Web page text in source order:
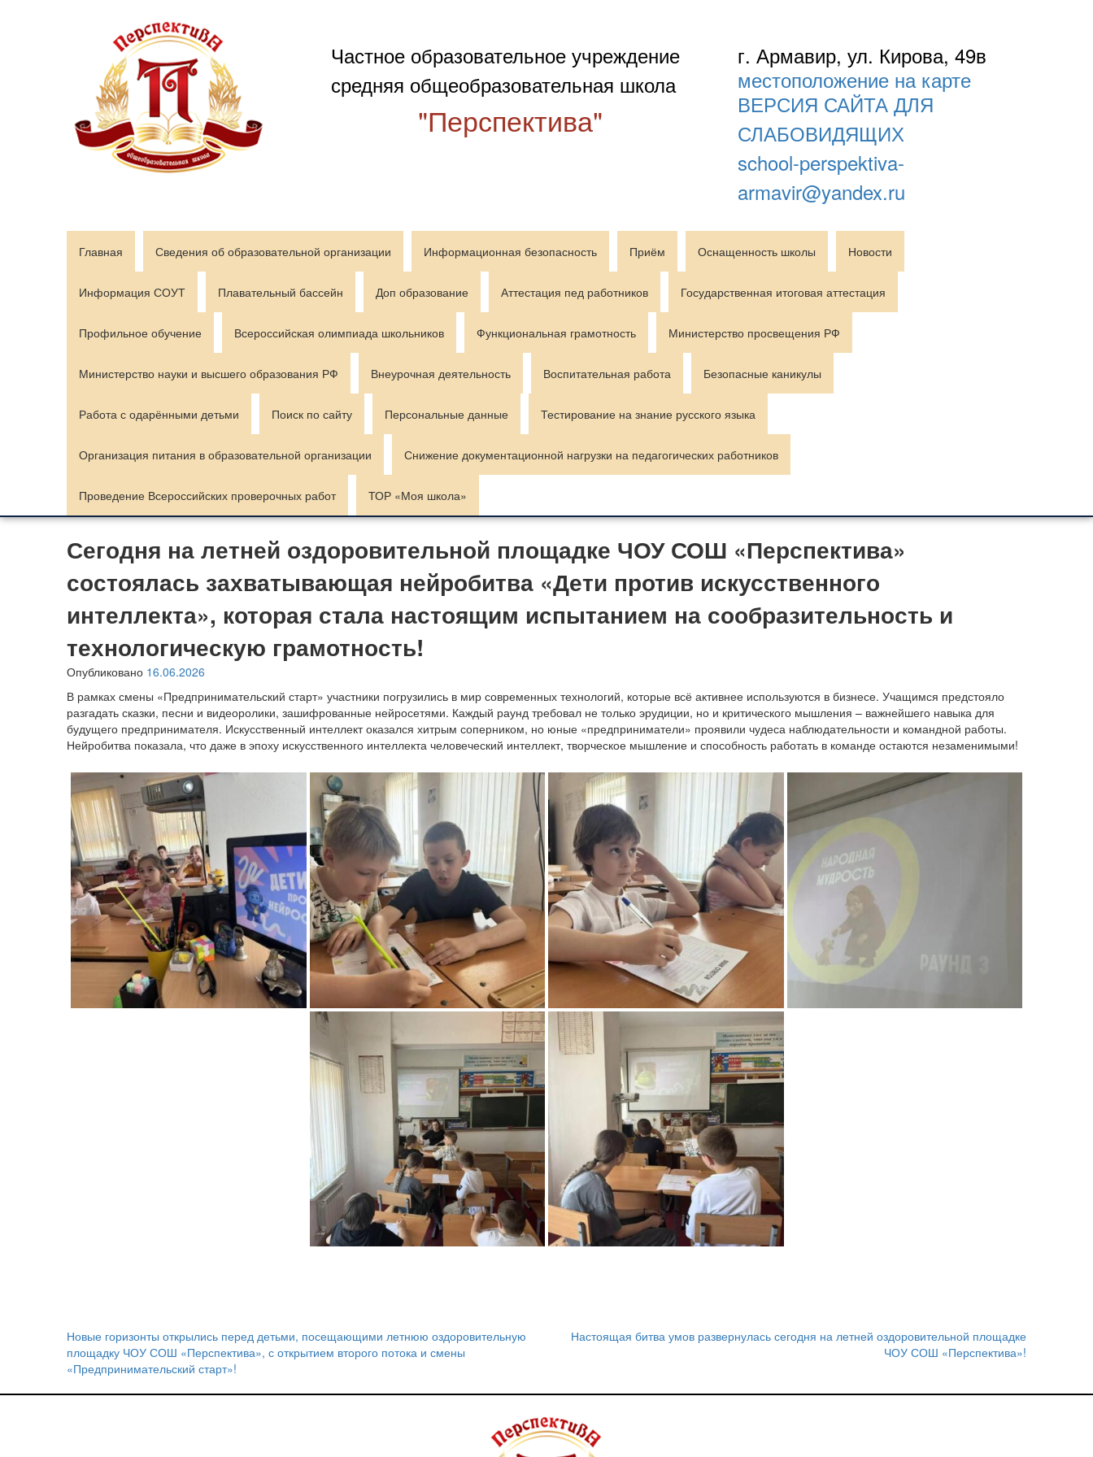
Частное образовательное учреждение
средняя общеобразовательная школа
"Перспектива"
г. Армавир, ул. Кирова, 49в
местоположение на карте
ВЕРСИЯ САЙТА ДЛЯ
СЛАБОВИДЯЩИХ
school-perspektiva-
armavir@yandex.ru
Главная Сведения об образовательной организации Информационная безопасность Приём Оснащенность школы Новости
Информация СОУТ Плавательный бассейн Доп образование Аттестация пед работников Государственная итоговая аттестация
Профильное обучение Всероссийская олимпиада школьников Функциональная грамотность Министерство просвещения РФ
Министерство науки и высшего образования РФ Внеурочная деятельность Воспитательная работа Безопасные каникулы
Работа с одарёнными детьми Поиск по сайту Персональные данные Тестирование на знание русского языка
Организация питания в образовательной организации Снижение документационной нагрузки на педагогических работников
Проведение Всероссийских проверочных работ ТОР «Моя школа»
Сегодня на летней оздоровительной площадке ЧОУ СОШ «Перспектива»
состоялась захватывающая нейробитва «Дети против искусственного
интеллекта», которая стала настоящим испытанием на сообразительность и
технологическую грамотность!
Опубликовано 16.06.2026
В рамках смены «Предпринимательский старт» участники погрузились в мир современных технологий, которые всё активнее используются в бизнесе. Учащимся предстояло
разгадать сказки, песни и видеоролики, зашифрованные нейросетями. Каждый раунд требовал не только эрудиции, но и критического мышления – важнейшего навыка для
будущего предпринимателя. Искусственный интеллект оказался хитрым соперником, но юные «предприниматели» проявили чудеса наблюдательности и командной работы.
Нейробитва показала, что даже в эпоху искусственного интеллекта человеческий интеллект, творческое мышление и способность работать в команде остаются незаменимыми!
Навигация
по
записям
Новые горизонты открылись перед детьми, посещающими летнюю оздоровительную
площадку ЧОУ СОШ «Перспектива», с открытием второго потока и смены
«Предпринимательский старт»!
Настоящая битва умов развернулась сегодня на летней оздоровительной площадке
ЧОУ СОШ «Перспектива»!